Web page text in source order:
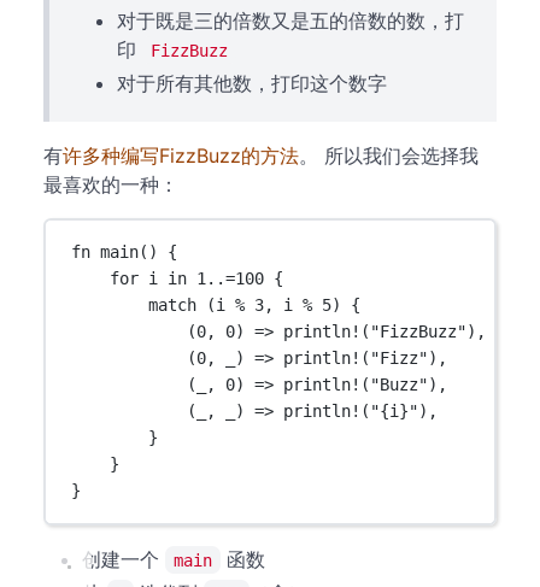
对于既是三的倍数又是五的倍数的数，打
印
FizzBuzz
对于所有其他数，打印这个数字
有许多种编写FizzBuzz的方法。 所以我们会选择我
最喜欢的一种：
fn main() {
for i in 1..=100 {
match (i % 3, i % 5) {
(0, 0) => println! ( "FizzBuzz"),
(0, _) => println! ( "Fizz"),
(_, 0) => println! ( "Buzz"),
(_, _) => println! ( "{i}"),
}
}
}
创建一个 main
函数